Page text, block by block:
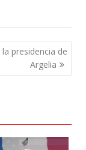
presidencia de
Argelia